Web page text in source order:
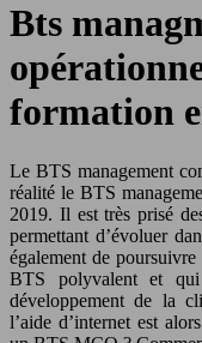
Bts
formation
Le BTS management
réalité le BTS
2019. Il est très prisé
permettant d’évoluer
également de
BTS polyvalent et
développement de la
l’aide d’internet est